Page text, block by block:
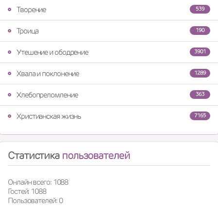
539
Творение
190
Троица
3901
Утешение и ободрение
1289
Хвала и поклонение
363
Хлебопреломление
7165
Христианская жизнь
Статистика пользователей
Онлайн всего: 1088
Гостей: 1088
Пользователей: 0